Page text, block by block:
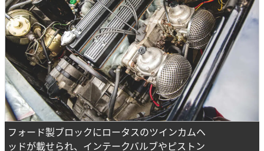
フォード製ブロックにロータスのツインカムヘ
ッドが載せられ、インテークバルブやピストン